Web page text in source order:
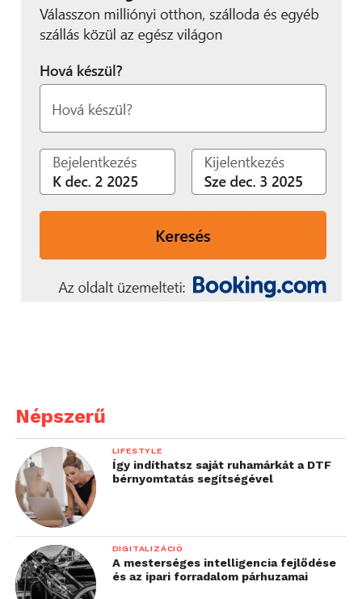
Népszerű
LIFESTYLE
Így indíthatsz saját ruhamárkát a DTF
bérnyomtatás segítségével
DIGITALIZÁCIÓ
A mesterséges intelligencia fejlődése
és az ipari forradalom párhuzamai